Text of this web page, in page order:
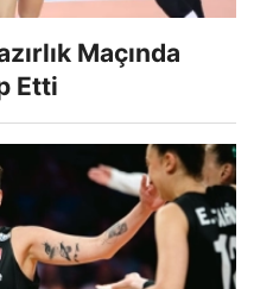
Maçında
Etti